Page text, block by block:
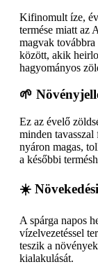
Kifinomult íze,
termése miatt az
magvak
között, akik
hagyományos
🌱
Ez az évelő
minden
nyáron magas,
a későbbi
☀️
A spárga napos
vízelvezetéssel
teszik a
kialakulását.